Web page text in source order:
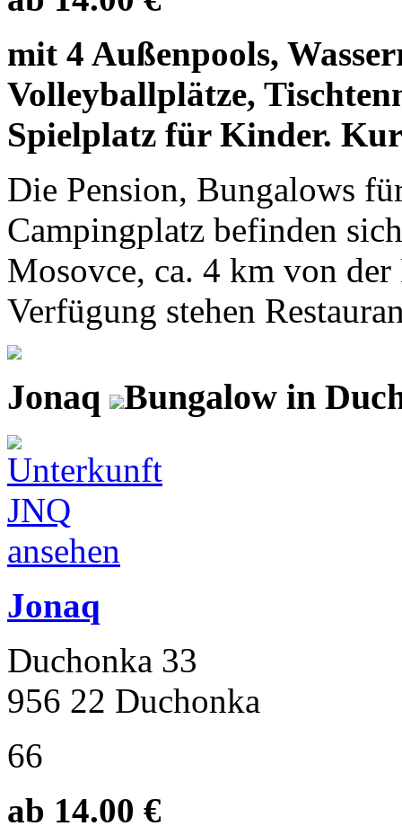
mit 4 Außenpools,
Volleyballplätze,
Spielplatz für Kinder.
Die Pension, Bungalows
Campingplatz befinden
Mosovce, ca. 4 km von
Verfügung stehen
Jonaq Bungalow in
Jonaq
Duchonka 33
956 22 Duchonka
66
ab 14.00 €